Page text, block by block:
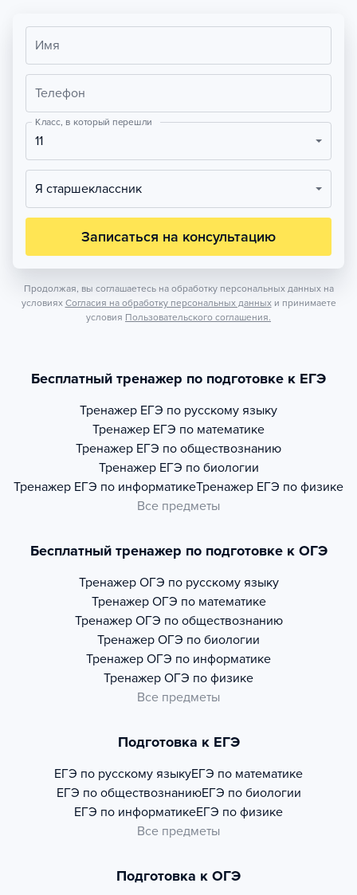
Имя
Телефон
Класс, в который перешли
11
Я старшеклассник
Записаться на консультацию
Продолжая, вы соглашаетесь на обработку персональных данных на
условиях Согласия на обработку персональных данных и принимаете
условия Пользовательского соглашения.
Бесплатный тренажер по подготовке к ЕГЭ
Тренажер ЕГЭ по русскому языку
Тренажер ЕГЭ по математике
Тренажер ЕГЭ по обществознанию
Тренажер ЕГЭ по биологии
Тренажер ЕГЭ по информатикеТренажер ЕГЭ по физике
Все предметы
Бесплатный тренажер по подготовке к ОГЭ
Тренажер ОГЭ по русскому языку
Тренажер ОГЭ по математике
Тренажер ОГЭ по обществознанию
Тренажер ОГЭ по биологии
Тренажер ОГЭ по информатике
Тренажер ОГЭ по физике
Все предметы
Подготовка к ЕГЭ
ЕГЭ по русскому языкуЕГЭ по математике
ЕГЭ по обществознаниюЕГЭ по биологии
ЕГЭ по информатикеЕГЭ по физике
Все предметы
Подготовка к ОГЭ